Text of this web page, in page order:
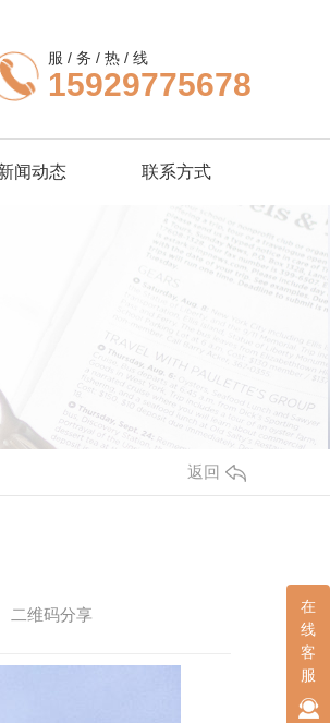
服 / 务 / 热 / 线
15929775678
闻动态 联系方式
返回
二维码分享
在
线
客
服